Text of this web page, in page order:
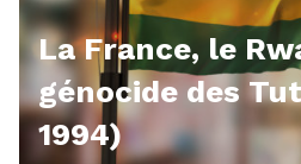
La France, le
génocide des
1994)